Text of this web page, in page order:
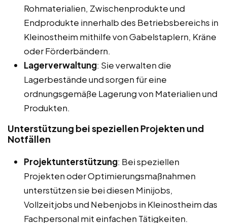
Rohmaterialien, Zwischenprodukte und
Endprodukte innerhalb des Betriebsbereichs in
Kleinostheim mithilfe von Gabelstaplern, Kräne
oder Förderbändern.
Lagerverwaltung: Sie verwalten die
Lagerbestände und sorgen für eine
ordnungsgemäße Lagerung von Materialien und
Produkten.
Unterstützung bei speziellen Projekten und
Notfällen
Projektunterstützung: Bei speziellen
Projekten oder Optimierungsmaßnahmen
unterstützen sie bei diesen Minijobs,
Vollzeitjobs und Nebenjobs in Kleinostheim das
Fachpersonal mit einfachen Tätigkeiten.